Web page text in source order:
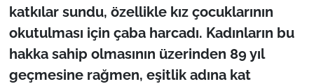
katkılar sundu, özellikle kız çocuklarının
okutulması için çaba harcadı. Kadınların bu
hakka sahip olmasının üzerinden 89 yıl
geçmesine rağmen, eşitlik adına kat